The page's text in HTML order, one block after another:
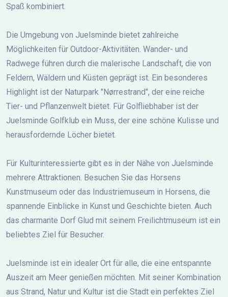
Spaß kombiniert.
Die Umgebung von Juelsminde bietet zahlreiche
Möglichkeiten für Outdoor-Aktivitäten. Wander- und
Radwege führen durch die malerische Landschaft, die von
Feldern, Wäldern und Küsten geprägt ist. Ein besonderes
Highlight ist der Naturpark "Nørrestrand", der eine reiche
Tier- und Pflanzenwelt bietet. Für Golfliebhaber ist der
Juelsminde Golfklub ein Muss, der eine schöne Kulisse und
herausfordernde Löcher bietet.
Für Kulturinteressierte gibt es in der Nähe von Juelsminde
mehrere Attraktionen. Besuchen Sie das Horsens
Kunstmuseum oder das Industriemuseum in Horsens, die
spannende Einblicke in Kunst und Geschichte bieten. Auch
das charmante Dorf Glud mit seinem Freilichtmuseum ist ein
beliebtes Ziel für Besucher.
Juelsminde ist ein idealer Ort für alle, die eine entspannte
Auszeit am Meer genießen möchten. Mit seiner Kombination
aus Strand, Natur und Kultur ist die Stadt ein perfektes Ziel